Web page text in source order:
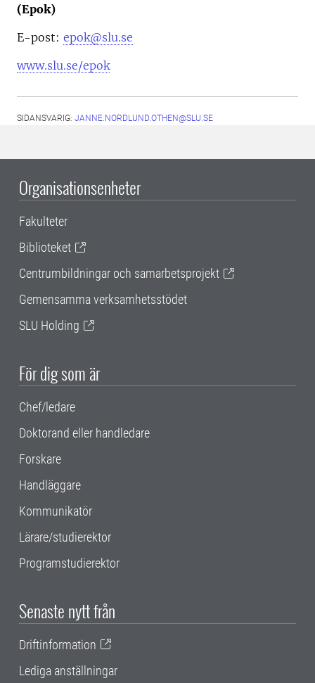
(Epok)
E-post: epok@slu.se
www.slu.se/epok
SIDANSVARIG: JANNE.NORDLUND.OTHEN@SLU.SE
Organisationsenheter
Fakulteter
Biblioteket
Centrumbildningar och samarbetsprojekt
Gemensamma verksamhetsstödet
SLU Holding
För dig som är
Chef/ledare
Doktorand eller handledare
Forskare
Handläggare
Kommunikatör
Lärare/studierektor
Programstudierektor
Senaste nytt från
Driftinformation
Lediga anställningar